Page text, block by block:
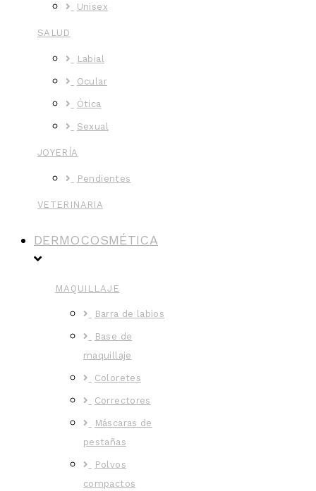
Unisex
SALUD
Labial
Ocular
Ótica
Sexual
JOYERÍA
Pendientes
VETERINARIA
DERMOCOSMÉTICA
MAQUILLAJE
Barra de labios
Base de
maquillaje
Coloretes
Correctores
Máscaras de
pestañas
Polvos
compactos